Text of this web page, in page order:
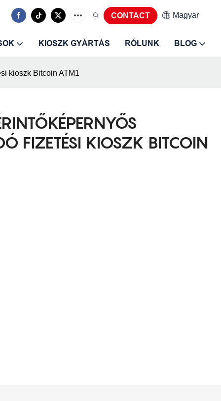
CONTACT Magyar
KIOSZK GYÁRTÁS RÓLUNK BLOG
kioszk Bitcoin ATM1
FIZETÉSI KIOSZK BITCOIN